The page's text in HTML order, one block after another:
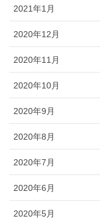
2021年1月
2020年12月
2020年11月
2020年10月
2020年9月
2020年8月
2020年7月
2020年6月
2020年5月